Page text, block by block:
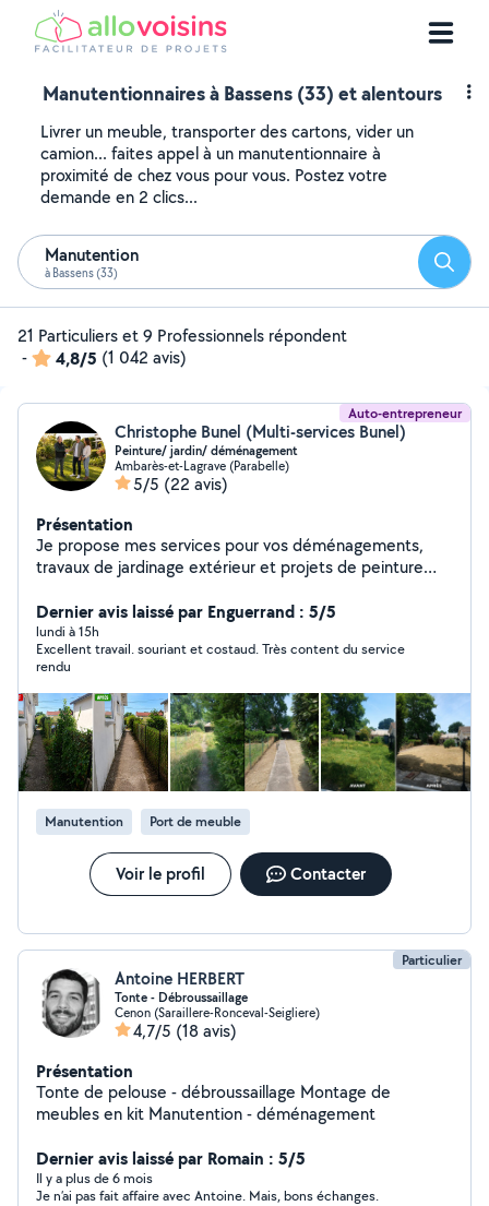
Manutentionnaires à Bassens (33) et alentours
Livrer un meuble, transporter des cartons, vider un
camion... faites appel à un manutentionnaire à
proximité de chez vous pour vous. Postez votre
demande en 2 clics...
Manutention
à Bassens (33)
21 Particuliers et 9 Professionnels répondent
-
4,8/5 (1 042 avis)
Auto-entrepreneur
Christophe Bunel (Multi-services Bunel)
Peinture/ jardin/ déménagement
Ambarès-et-Lagrave (Parabelle)
5/5 (22 avis)
Présentation
Je propose mes services pour vos déménagements,
travaux de jardinage extérieur et projets de peinture
l'écoute, je m'adapte à vos besoins pour vous faciliter la
vie.
Dernier avis laissé par Enguerrand : 5/5
lundi à 15h
Excellent travail. souriant et costaud. Très content du service
rendu
Manutention Port de meuble
Voir le profil Contacter
Particulier
Antoine HERBERT
Tonte - Débroussaillage
Cenon (Saraillere-Ronceval-Seigliere)
4,7/5 (18 avis)
Présentation
Tonte de pelouse - débroussaillage Montage de
meubles en kit Manutention - déménagement
Dernier avis laissé par Romain : 5/5
Il y a plus de 6 mois
Je n’ai pas fait affaire avec Antoine. Mais, bons échanges.